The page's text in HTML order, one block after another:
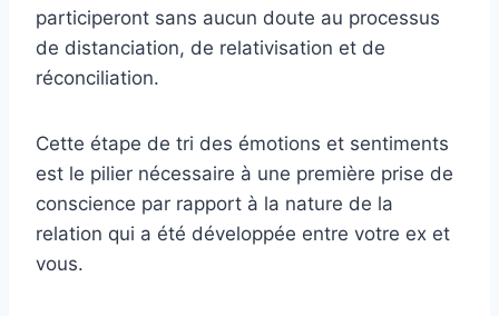
participeront sans aucun doute au processus
de distanciation, de relativisation et de
réconciliation.
Cette étape de tri des émotions et sentiments
est le pilier nécessaire à une première prise de
conscience par rapport à la nature de la
relation qui a été développée entre votre ex et
vous.